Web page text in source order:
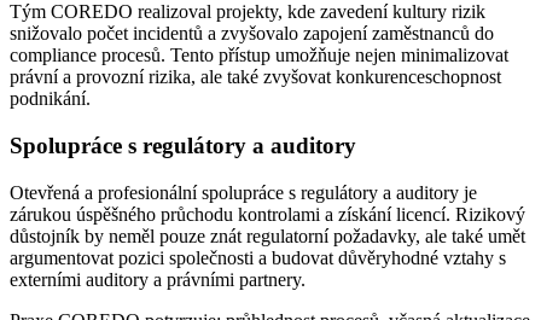
Tým COREDO realizoval projekty, kde zavedení kultury rizik
snižovalo počet incidentů a zvyšovalo zapojení zaměstnanců do
compliance procesů. Tento přístup umožňuje nejen minimalizovat
právní a provozní rizika, ale také zvyšovat konkurenceschopnost
podnikání.
Spolupráce s regulátory a auditory
Otevřená a profesionální spolupráce s regulátory a auditory je
zárukou úspěšného průchodu kontrolami a získání licencí. Rizikový
důstojník by neměl pouze znát regulatorní požadavky, ale také umět
argumentovat pozici společnosti a budovat důvěryhodné vztahy s
externími auditory a právními partnery.